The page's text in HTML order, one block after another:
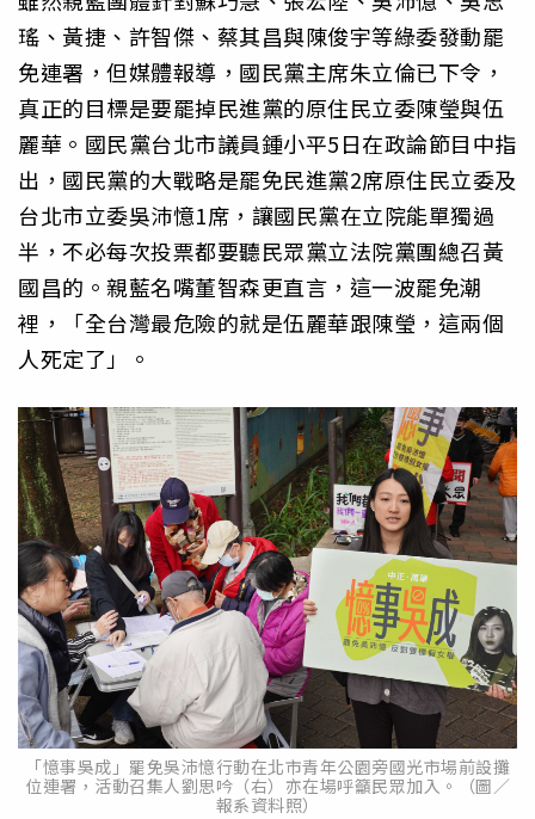
瑤、黃捷、許智傑、蔡其昌與陳俊宇等綠委發動罷
免連署，但媒體報導，國民黨主席朱立倫已下令，
真正的目標是要罷掉民進黨的原住民立委陳瑩與伍
麗華。國民黨台北市議員鍾小平5日在政論節目中指
出，國民黨的大戰略是罷免民進黨2席原住民立委及
台北市立委吳沛憶1席，讓國民黨在立院能單獨過
半，不必每次投票都要聽民眾黨立法院黨團總召黃
國昌的。親藍名嘴董智森更直言，這一波罷免潮
裡，「全台灣最危險的就是伍麗華跟陳瑩，這兩個
人死定了」。
「憶事吳成」罷免吳沛憶行動在北市青年公園旁國光市場前設攤
位連署，活動召集人劉思吟（右）亦在場呼籲民眾加入。（圖／
報系資料照）